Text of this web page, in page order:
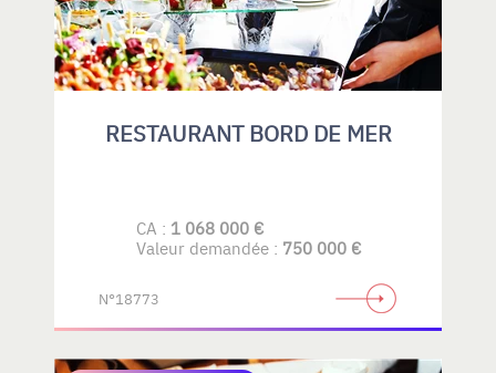
RESTAURANT BORD DE MER
CA : 1 068 000 €
Valeur demandée : 750 000 €
N°18773